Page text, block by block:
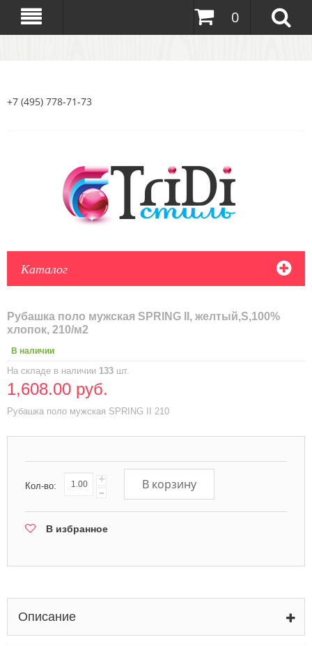
0
+7 (495) 778-71-73
Каталог
Рубашка поло мужская SPRING II, желтый,S,100%
хлопок, 210/м2
В наличии
На складе в наличии 133 шт.
1,608.00 руб.
Рубашка поло мужская SPRING II 210
Кол-во: +
- В корзину
В избранное
Описание